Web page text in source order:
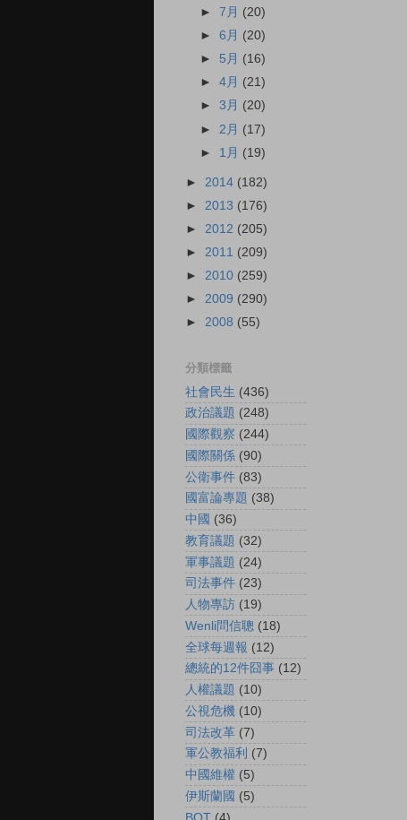
►7月 (20)
►6月 (20)
► 5月 (16)
►4月 (21)
►3月 (20)
► 2月 (17)
► 1月 (19)
► 2014 (182)
► 2013 (176)
► 2012 (205)
► 2011 (209)
► 2010 (259)
► 2009 (290)
► 2008 (55)
分類標籤
社會民生 (436)
政治議題 (248)
國際觀察 (244)
國際關係 (90)
公衛事件 (83)
國富論專題 (38)
中國 (36)
教育議題 (32)
軍事議題 (24)
司法事件 (23)
人物專訪 (19)
Wenli問信聰 (18)
全球每週報 (12)
總統的12件囧事 (12)
人權議題 (10)
公視危機 (10)
司法改革 (7)
軍公教福利 (7)
中國維權 (5)
伊斯蘭國 (5)
BOT (4)